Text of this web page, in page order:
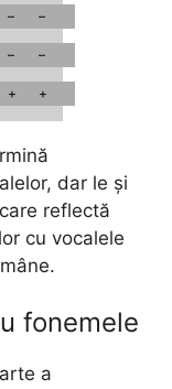
– –
– –
+ +
dar le și
reflectă
cu vocalele
fonemele
a